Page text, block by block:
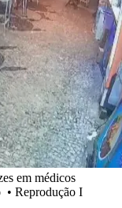
em médicos
• Reprodução I